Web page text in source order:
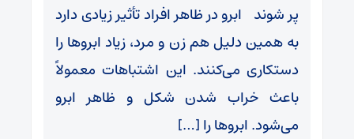
پر شوند ابرو در ظاهر افراد تأثیر زیادی دارد
به همین دلیل هم زن و مرد، زیاد ابروها را
دستکاری می‌کنند. این اشتباهات معمولاً
باعث خراب شدن شکل و ظاهر ابرو
می‌شود. ابروها را […]